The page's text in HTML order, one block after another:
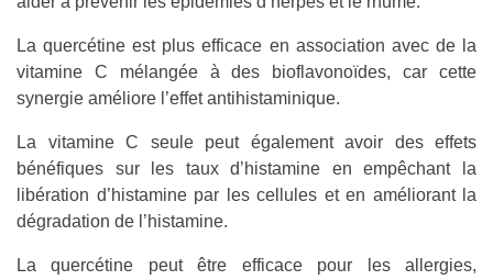
La quercétine est plus efficace en association avec de la
vitamine C mélangée à des bioflavonoïdes, car cette
synergie améliore l’effet antihistaminique.
La vitamine C seule peut également avoir des effets
bénéfiques sur les taux d’histamine en empêchant la
libération d’histamine par les cellules et en améliorant la
dégradation de l’histamine.
La quercétine peut être efficace pour les allergies,